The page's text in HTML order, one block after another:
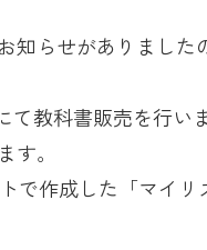
らせがありました
教科書販売を行いま
。
で作成した「マイリ